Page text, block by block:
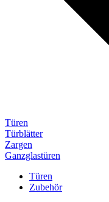
Türen
Türblätter
Zargen
Ganzglastüren
Türen
Zubehör